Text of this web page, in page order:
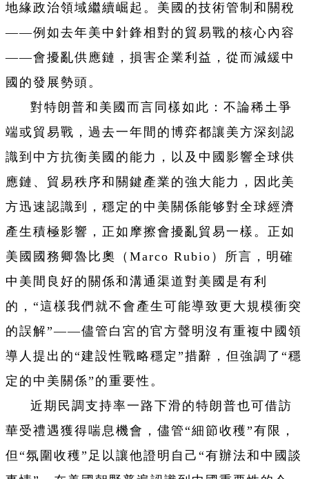
地緣政治領域繼續崛起。美國的技術管制和關稅
——例如去年美中針鋒相對的貿易戰的核心內容
——會擾亂供應鏈，損害企業利益，從而減緩中
國的發展勢頭。
對特朗普和美國而言同樣如此：不論稀土爭
端或貿易戰，過去一年間的博弈都讓美方深刻認
識到中方抗衡美國的能力，以及中國影響全球供
應鏈、貿易秩序和關鍵產業的強大能力，因此美
方迅速認識到，穩定的中美關係能够對全球經濟
產生積極影響，正如摩擦會擾亂貿易一樣。正如
美國國務卿魯比奧（Marco Rubio）所言，明確
中美間良好的關係和溝通渠道對美國是有利
的，“這樣我們就不會產生可能導致更大規模衝突
的誤解”——儘管白宮的官方聲明沒有重複中國領
導人提出的“建設性戰略穩定”措辭，但強調了“穩
定的中美關係”的重要性。
近期民調支持率一路下滑的特朗普也可借訪
華受禮遇獲得喘息機會，儘管“細節收穫”有限，
但“氛圍收穫”足以讓他證明自己“有辦法和中國談